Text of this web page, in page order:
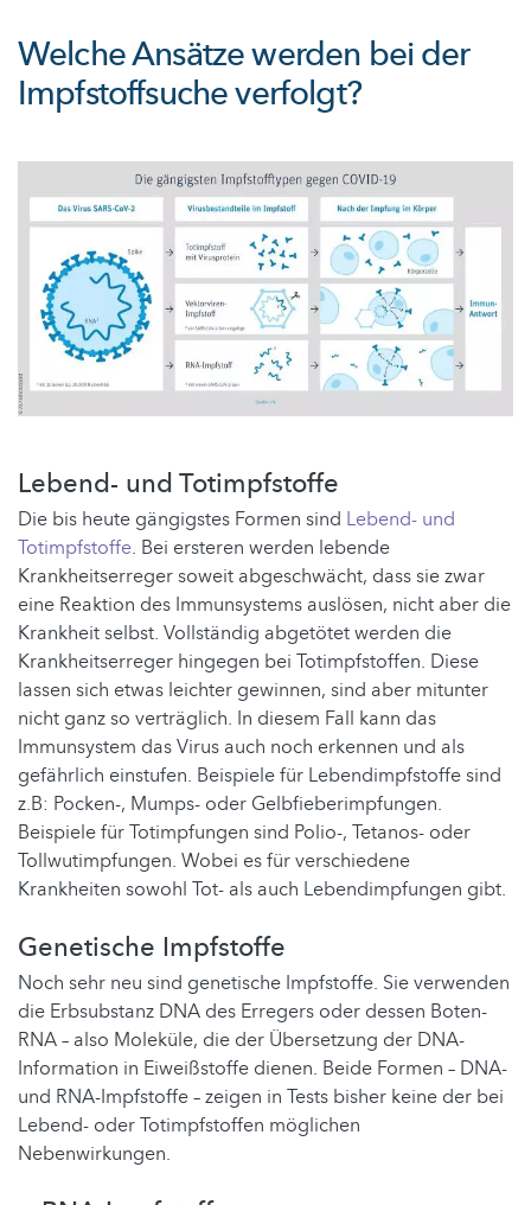
Welche Ansätze werden bei der
Impfstoffsuche verfolgt?
Lebend- und Totimpfstoffe
Die bis heute gängigstes Formen sind Lebend- und
Totimpfstoffe. Bei ersteren werden lebende
Krankheitserreger soweit abgeschwächt, dass sie zwar
eine Reaktion des Immunsystems auslösen, nicht aber die
Krankheit selbst. Vollständig abgetötet werden die
Krankheitserreger hingegen bei Totimpfstoffen. Diese
lassen sich etwas leichter gewinnen, sind aber mitunter
nicht ganz so verträglich. In diesem Fall kann das
Immunsystem das Virus auch noch erkennen und als
gefährlich einstufen. Beispiele für Lebendimpfstoffe sind
z.B: Pocken-, Mumps- oder Gelbfieberimpfungen.
Beispiele für Totimpfungen sind Polio-, Tetanos- oder
Tollwutimpfungen. Wobei es für verschiedene
Krankheiten sowohl Tot- als auch Lebendimpfungen gibt.
Genetische Impfstoffe
Noch sehr neu sind genetische Impfstoffe. Sie verwenden
die Erbsubstanz DNA des Erregers oder dessen Boten-
RNA – also Moleküle, die der Übersetzung der DNA-
Information in Eiweißstoffe dienen. Beide Formen – DNA-
und RNA-Impfstoffe – zeigen in Tests bisher keine der bei
Lebend- oder Totimpfstoffen möglichen
Nebenwirkungen.